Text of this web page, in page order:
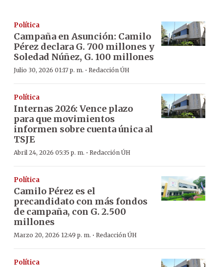
Política
Campaña en Asunción: Camilo
Pérez declara G. 700 millones y
Soledad Núñez, G. 100 millones
Julio 30, 2026 01:17 p. m. · Redacción ÚH
Política
Internas 2026: Vence plazo
para que movimientos
informen sobre cuenta única al
TSJE
Abril 24, 2026 05:35 p. m. · Redacción ÚH
Política
Camilo Pérez es el
precandidato con más fondos
de campaña, con G. 2.500
millones
Marzo 20, 2026 12:49 p. m. · Redacción ÚH
Política